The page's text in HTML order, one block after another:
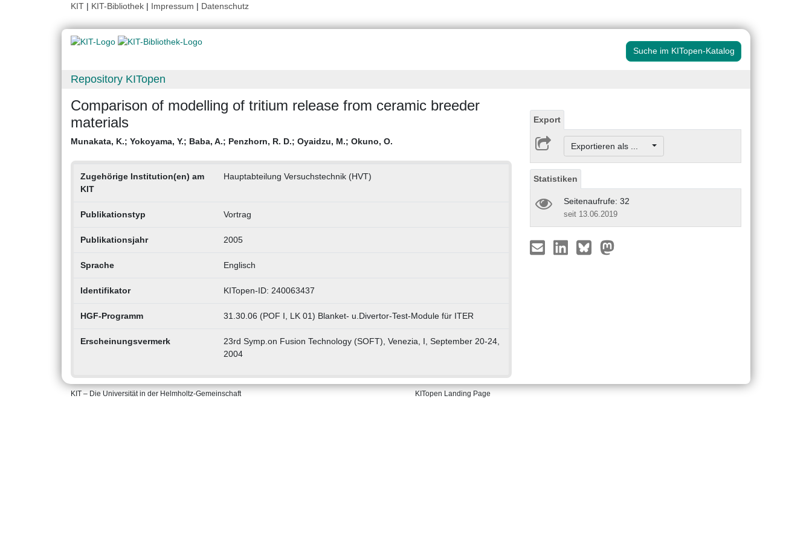
KIT | KIT-Bibliothek | Impressum | Datenschutz
Suche im KITopen-Katalog
Repository KITopen
Comparison of modelling of tritium release from ceramic breeder
materials
Munakata, K.; Yokoyama, Y.; Baba, A.; Penzhorn, R. D.; Oyaidzu, M.; Okuno, O.
Zugehörige Institution(en) am
KIT
Hauptabteilung Versuchstechnik (HVT)
Publikationstyp Vortrag
Publikationsjahr 2005
Sprache Englisch
Identifikator KITopen-ID: 240063437
HGF-Programm 31.30.06 (POF I, LK 01) Blanket- u.Divertor-Test-Module für ITER
Erscheinungsvermerk
23rd Symp.on Fusion Technology (SOFT), Venezia, I, September 20-24,
2004
Export
Exportieren als ...
Statistiken
Seitenaufrufe: 32
seit 13.06.2019
KIT – Die Universität in der Helmholtz-Gemeinschaft KITopen Landing Page